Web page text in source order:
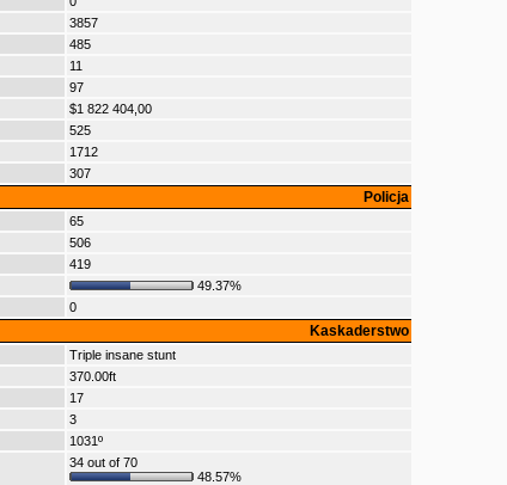
3857
485
11
97
$1 822 404,00
525
1712
307
Policja
65
506
419
49.37%
0
Kaskaderstwo
Triple insane stunt
370.00ft
17
3
1031º
34 out of 70
48.57%